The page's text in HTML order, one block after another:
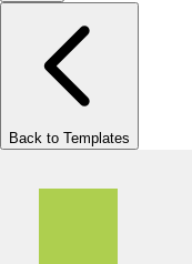
Back to Templates